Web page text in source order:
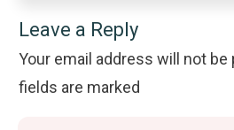
Leave a Reply
Your email address will not be
fields are marked